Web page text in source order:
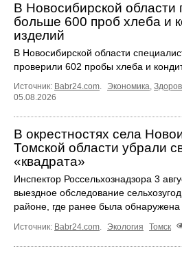
В Новосибирской области
больше 600 проб хлеба и
изделий
В Новосибирской области
проверили 602 пробы хлеба и
Источник: Babr24.com. Экономика,
05.08.2026
В окрестностях села
Томской области убрали
«квадрата»
Инспектор Россельхознадзора 3
выездное обследование
районе, где ранее была обнаружена
Источник: Babr24.com Экология Томск